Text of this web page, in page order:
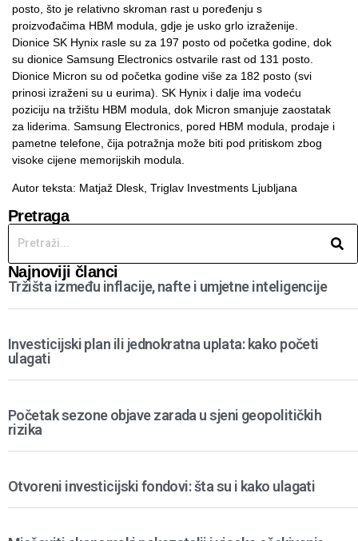
posto, što je relativno skroman rast u poređenju s
proizvođačima HBM modula, gdje je usko grlo izraženije.
Dionice SK Hynix rasle su za 197 posto od početka godine, dok
su dionice Samsung Electronics ostvarile rast od 131 posto.
Dionice Micron su od početka godine više za 182 posto (svi
prinosi izraženi su u eurima). SK Hynix i dalje ima vodeću
poziciju na tržištu HBM modula, dok Micron smanjuje zaostatak
za liderima. Samsung Electronics, pored HBM modula, prodaje i
pametne telefone, čija potražnja može biti pod pritiskom zbog
visoke cijene memorijskih modula.
Autor teksta: Matjaž Dlesk, Triglav Investments Ljubljana
Pretraga
Najnoviji članci
Tržišta između inflacije, nafte i umjetne inteligencije
Investicijski plan ili jednokratna uplata: kako početi
ulagati
Početak sezone objave zarada u sjeni geopolitičkih
rizika
Otvoreni investicijski fondovi: šta su i kako ulagati